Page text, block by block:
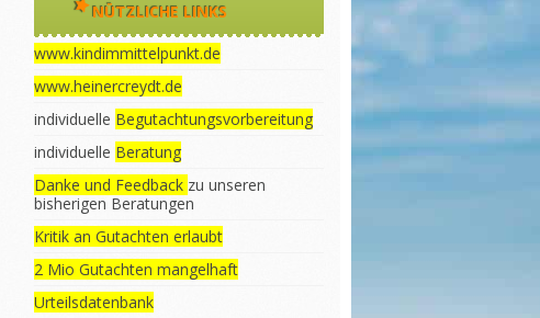
NÜTZLICHE LINKS
www.kindimmittelpunkt.de
www.heinercreydt.de
individuelle Begutachtungsvorbereitung
individuelle Beratung
Danke und Feedback zu unseren
bisherigen Beratungen
Kritik an Gutachten erlaubt
2 Mio Gutachten mangelhaft
Urteilsdatenbank